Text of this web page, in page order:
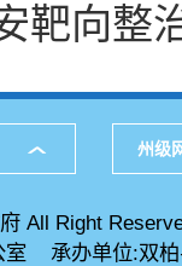
靶向整
州级
All Right
室 承办单位:双